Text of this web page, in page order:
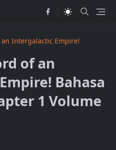
an Intergalactic Empire!
of an
Bahasa
1 Volume